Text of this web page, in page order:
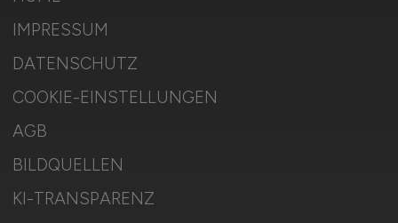
IMPRESSUM
DATENSCHUTZ
COOKIE-EINSTELLUNGEN
AGB
BILDQUELLEN
KI-TRANSPARENZ